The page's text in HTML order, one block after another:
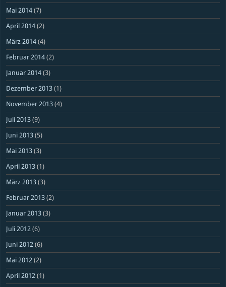
Mai 2014 (7)
April 2014 (2)
März 2014 (4)
Februar 2014 (2)
Januar 2014 (3)
Dezember 2013 (1)
November 2013 (4)
Juli 2013 (9)
Juni 2013 (5)
Mai 2013 (3)
April 2013 (1)
März 2013 (3)
Februar 2013 (2)
Januar 2013 (3)
Juli 2012 (6)
Juni 2012 (6)
Mai 2012 (2)
April 2012 (1)